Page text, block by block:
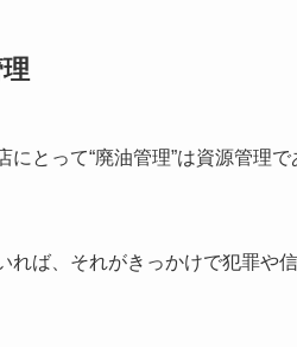
とって“廃油管理”は資源管理
れば、それがきっかけで犯罪や